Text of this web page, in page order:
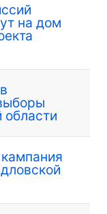
на дом
области